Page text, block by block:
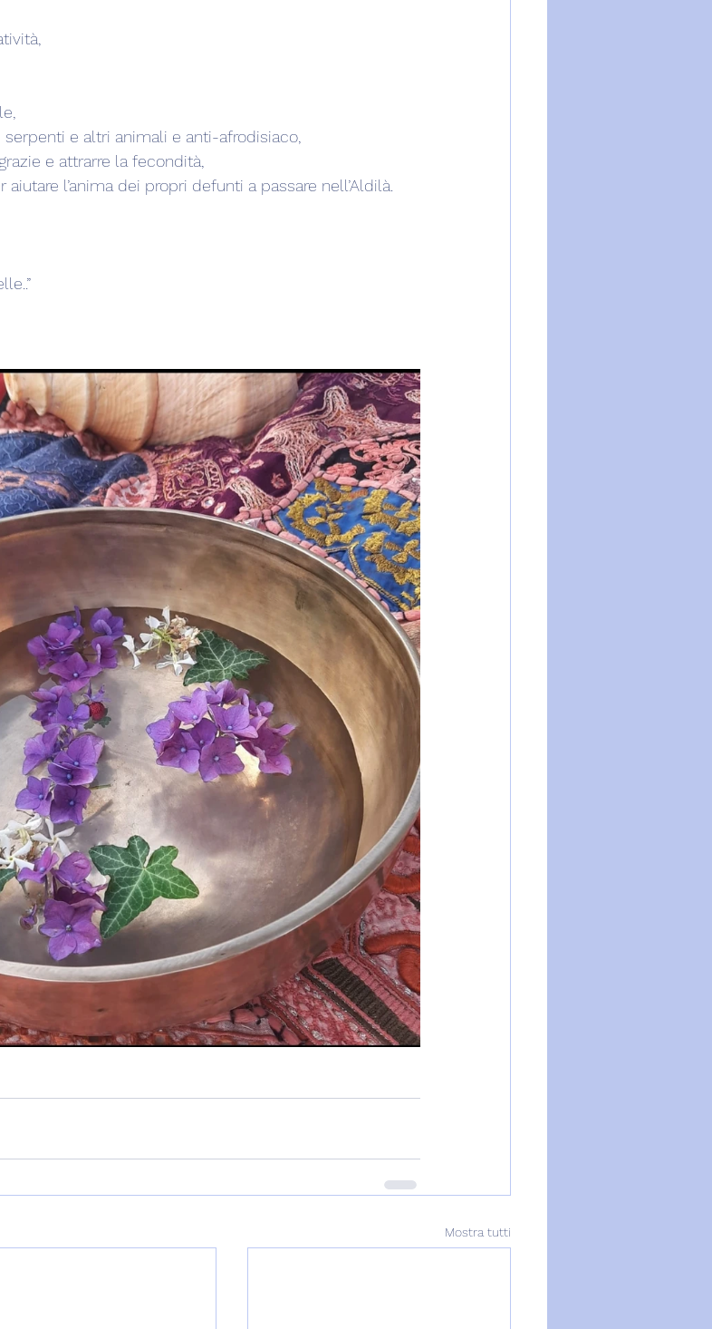
e altri animali e anti-afrodisiaco,
e attrarre la fecondità,
l’anima dei propri defunti a passare nell’Aldilà.
Mostra tutti